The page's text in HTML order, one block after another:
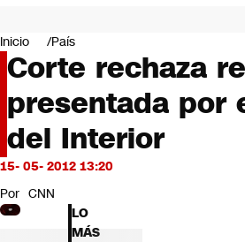
Negocios
Deportes
Programas completos
Cultura
Servicios
Bits
CNN tiempo
Futuro 360
Opinión
Inicio País
Corte rechaza
presentada por
del Interior
15- 05- 2012 13:20
Por CNN
LO
MÁS